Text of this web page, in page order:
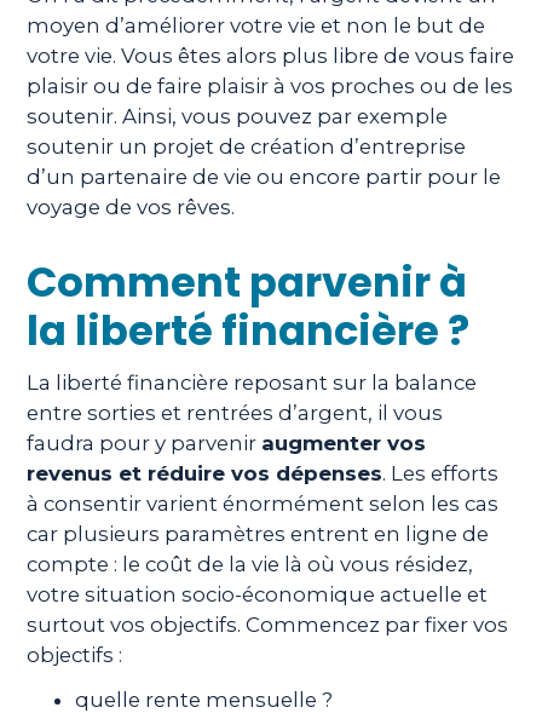
moyen d’améliorer votre vie et non le but de
votre vie. Vous êtes alors plus libre de vous faire
plaisir ou de faire plaisir à vos proches ou de les
soutenir. Ainsi, vous pouvez par exemple
soutenir un projet de création d’entreprise
d’un partenaire de vie ou encore partir pour le
voyage de vos rêves.
Comment parvenir à
la liberté financière ?
La liberté financière reposant sur la balance
entre sorties et rentrées d’argent, il vous
faudra pour y parvenir augmenter vos
revenus et réduire vos dépenses. Les efforts
à consentir varient énormément selon les cas
car plusieurs paramètres entrent en ligne de
compte : le coût de la vie là où vous résidez,
votre situation socio-économique actuelle et
surtout vos objectifs. Commencez par fixer vos
objectifs :
quelle rente mensuelle ?